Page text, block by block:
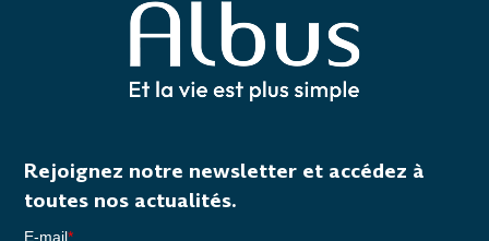
Rejoignez notre newsletter et accédez à
toutes nos actualités.